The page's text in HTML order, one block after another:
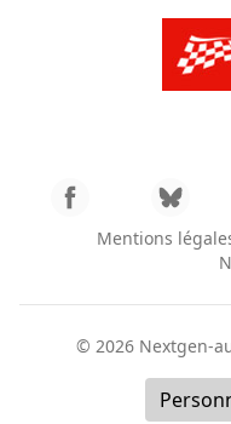
Mentions
© 2026 Nextgen-